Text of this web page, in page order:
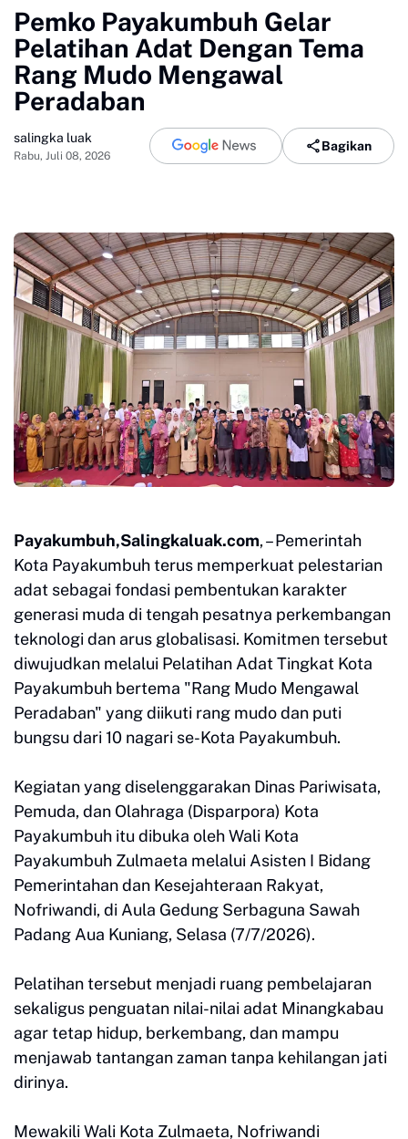
Pemko Payakumbuh Gelar
Pelatihan Adat Dengan Tema
Rang Mudo Mengawal
Peradaban
salingka luak
Rabu, Juli 08, 2026
Bagikan
Payakumbuh,Salingkaluak.com, – Pemerintah
Kota Payakumbuh terus memperkuat pelestarian
adat sebagai fondasi pembentukan karakter
generasi muda di tengah pesatnya perkembangan
teknologi dan arus globalisasi. Komitmen tersebut
diwujudkan melalui Pelatihan Adat Tingkat Kota
Payakumbuh bertema "Rang Mudo Mengawal
Peradaban" yang diikuti rang mudo dan puti
bungsu dari 10 nagari se-Kota Payakumbuh.
Kegiatan yang diselenggarakan Dinas Pariwisata,
Pemuda, dan Olahraga (Disparpora) Kota
Payakumbuh itu dibuka oleh Wali Kota
Payakumbuh Zulmaeta melalui Asisten I Bidang
Pemerintahan dan Kesejahteraan Rakyat,
Nofriwandi, di Aula Gedung Serbaguna Sawah
Padang Aua Kuniang, Selasa (7/7/2026).
Pelatihan tersebut menjadi ruang pembelajaran
sekaligus penguatan nilai-nilai adat Minangkabau
agar tetap hidup, berkembang, dan mampu
menjawab tantangan zaman tanpa kehilangan jati
dirinya.
Mewakili Wali Kota Zulmaeta, Nofriwandi